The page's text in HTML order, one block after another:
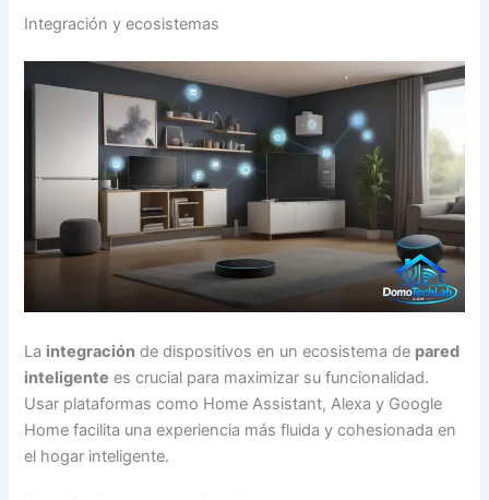
Integración y ecosistemas
La integración de dispositivos en un ecosistema de pared
inteligente es crucial para maximizar su funcionalidad.
Usar plataformas como Home Assistant, Alexa y Google
Home facilita una experiencia más fluida y cohesionada en
el hogar inteligente.